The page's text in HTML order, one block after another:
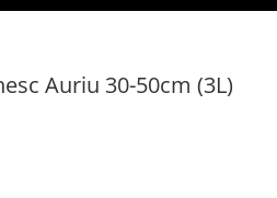
Auriu 30-50cm (3L)